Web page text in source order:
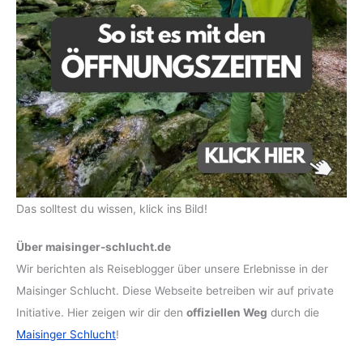
Das solltest du wissen, klick ins Bild!
Über maisinger-schlucht.de
Wir berichten als Reiseblogger über unsere Erlebnisse in der
Maisinger Schlucht. Diese Webseite betreiben wir auf private
Initiative. Hier zeigen wir dir den offiziellen Weg durch die
Maisinger Schlucht!